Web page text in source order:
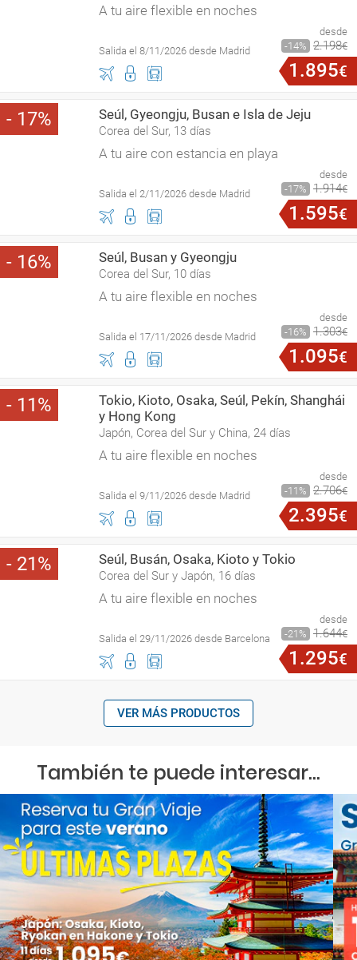
A tu aire flexible en noches
Salida el 8/11/2026 desde Madrid
desde
14
2.198€
1 .895€
17 Seúl, Gyeongju, Busan e Isla de Jeju
Corea del Sur, 13 días
A tu aire con estancia en playa
Salida el 2/11/2026 desde Madrid
desde
17
1.914€
1 .595€
16 Seúl, Busan y Gyeongju
Corea del Sur, 10 días
A tu aire flexible en noches
Salida el 17/11/2026 desde Madrid
desde
16
1.303€
1 .095€
11
Tokio, Kioto, Osaka, Seúl, Pekín, Shanghái
y Hong Kong
Japón, Corea del Sur y China, 24 días
A tu aire flexible en noches
Salida el 9/11/2026 desde Madrid
desde
11
2.706€
2.395€
21 Seúl, Busán, Osaka, Kioto y Tokio
Corea del Sur y Japón, 16 días
A tu aire flexible en noches
Salida el 29/11/2026 desde Barcelona
desde
21
1.644€
1 .295€
VER MÁS PRODUCTOS
También te puede interesar...